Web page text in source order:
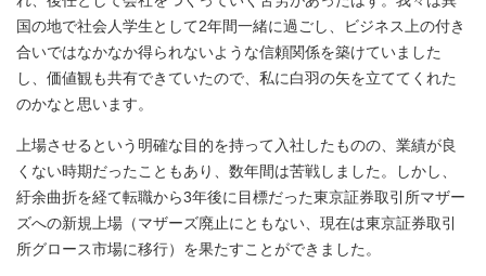
国の地で社会人学生として2年間一緒に過ごし、ビジネス上の付き
合いではなかなか得られないような信頼関係を築けていました
し、価値観も共有できていたので、私に白羽の矢を立ててくれた
のかなと思います。
上場させるという明確な目的を持って入社したものの、業績が良
くない時期だったこともあり、数年間は苦戦しました。しかし、
紆余曲折を経て転職から3年後に目標だった東京証券取引所マザー
ズへの新規上場（マザーズ廃止にともない、現在は東京証券取引
所グロース市場に移行）を果たすことができました。